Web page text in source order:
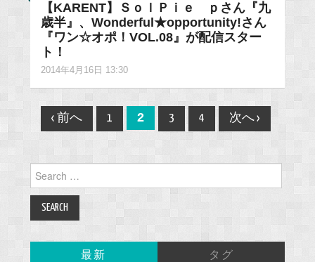
【KARENT】ＳｏｌＰｉｅ ｐさん『九
歳半』、Wonderful★opportunity!さん
『ワン☆オポ！VOL.08』が配信スター
ト！
2014年4月16日 13:30
Post
navigation
‹ 前へ 1 2 3 4 次へ ›
Search
for:
最新 タグ